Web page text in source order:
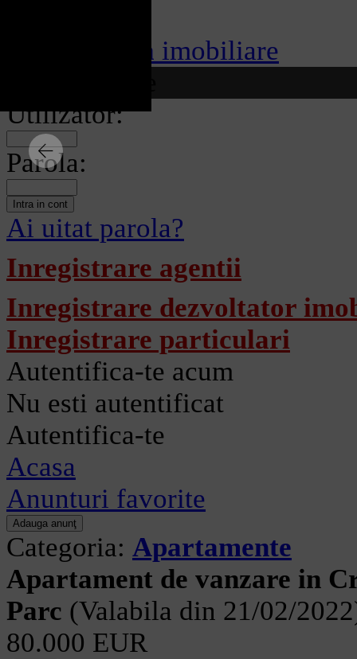
Craiova imobiliare
Utilizator:
Parola:
Ai uitat parola?
Inregistrare agentii
Inregistrare dezvoltator
Inregistrare particulari
Autentifica-te acum
Nu esti autentificat
Autentifica-te
Acasa
Anunturi favorite
Categoria: Apartamente
Apartament de vanzare in
Parc (Valabila din 21/02/2022
80.000 EUR